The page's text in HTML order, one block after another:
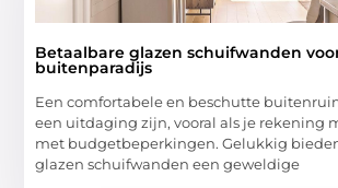
Betaalbare glazen schuifwanden
buitenparadijs
Een comfortabele en beschutte
een uitdaging zijn, vooral als je rekening
met budgetbeperkingen. Gelukkig
glazen schuifwanden een geweldige